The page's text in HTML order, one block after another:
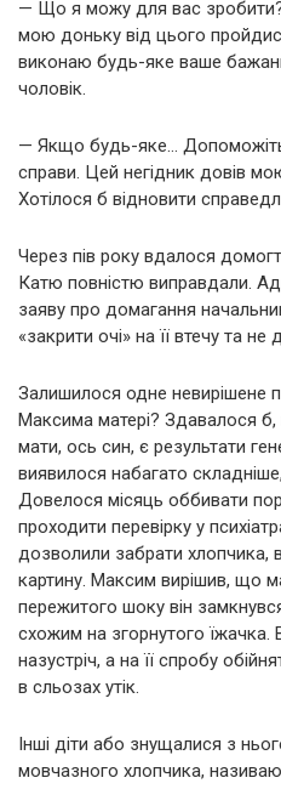
— Що я можу для вас
мою доньку від цього
виконаю будь-яке ваше
чоловік.
— Якщо будь-яке…
справи. Цей негідник довів
Хотілося б відновити
Через пів року вдалося
Катю повністю виправдали.
заяву про домагання
«закрити очі» на її втечу та
Залишилося одне невирішене
Максима матері? Здавалося
мати, ось син, є результати
виявилося набагато
Довелося місяць оббивати
проходити перевірку у
дозволили забрати хлопчика,
картину. Максим вирішив, що
пережитого шоку він
схожим на згорнутого їжачка.
назустріч, а на її спробу
в сльозах утік.
Інші діти або знущалися з
мовчазного хлопчика,